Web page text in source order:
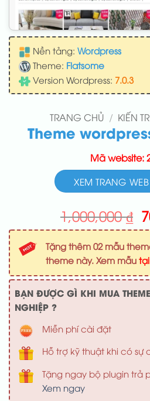
Nền tảng: Wordpress
Theme: Flatsome
Version Wordpress: 7.0.3
TRANG CHỦ / KIẾN
Theme
Mã website:
XEM TRANG
1,000,000₫
Tặng thêm 02 mẫu
theme này. Xem mẫu
BẠN ĐƯỢC GÌ KHI MUA
NGHIỆP ?
Miễn phí cài đặt
Hỗ trợ kỹ thuật khi có sự
Tặng ngay bộ plugin trả
Xem ngay